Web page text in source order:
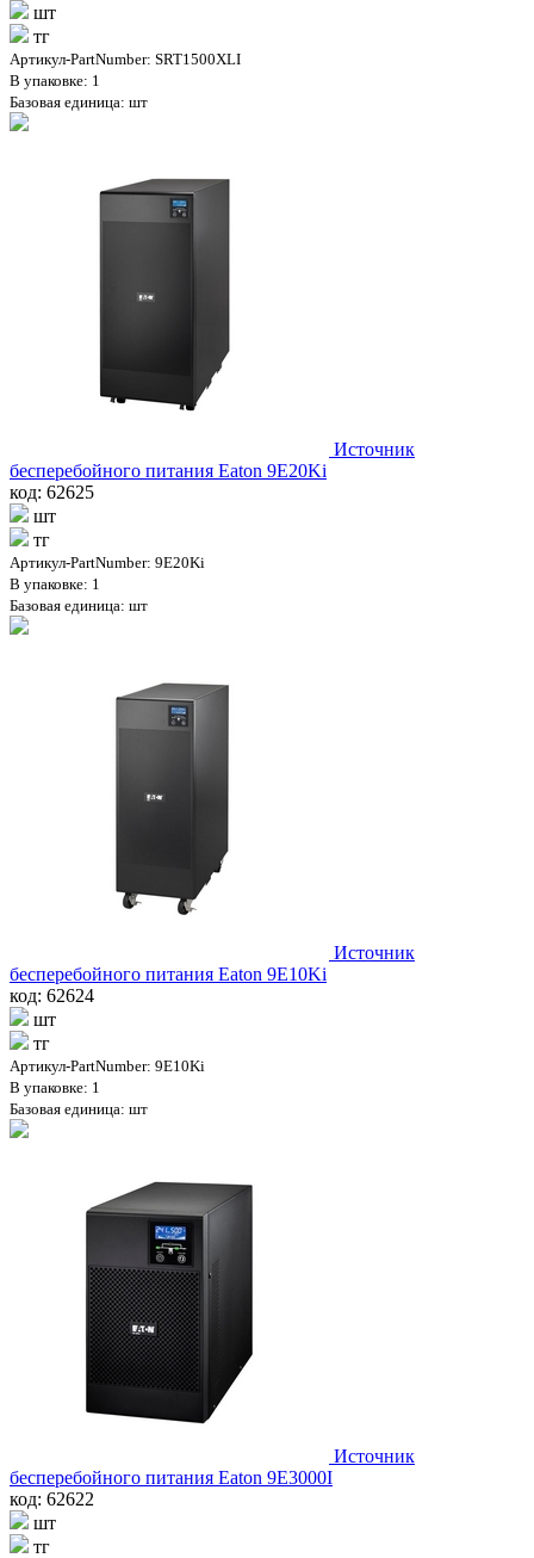
шт
тг
Артикул-PartNumber: SRT1500XLI
В упаковке: 1
Базовая единица: шт
Источник
бесперебойного питания Eaton 9E20Ki
код: 62625
шт
тг
Артикул-PartNumber: 9E20Ki
В упаковке: 1
Базовая единица: шт
Источник
бесперебойного питания Eaton 9E10Ki
код: 62624
шт
тг
Артикул-PartNumber: 9E10Ki
В упаковке: 1
Базовая единица: шт
Источник
бесперебойного питания Eaton 9E3000I
код: 62622
шт
тг